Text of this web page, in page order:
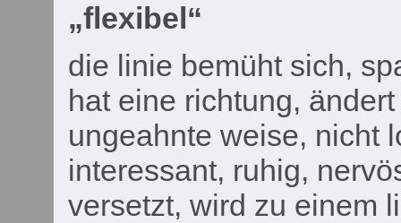
„flexibel“
die linie bemüht sich,
hat eine richtung,
ungeahnte weise, nicht
interessant, ruhig,
versetzt, wird zu einem